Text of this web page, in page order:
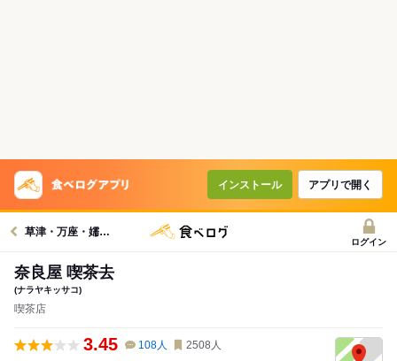
インストール アプリで開く
草津・万座・嬬恋村周辺グルメへ
ログイン
奈良屋 喫茶去
(ナラヤキッサコ)
喫茶店
3.45 108人 2508 人